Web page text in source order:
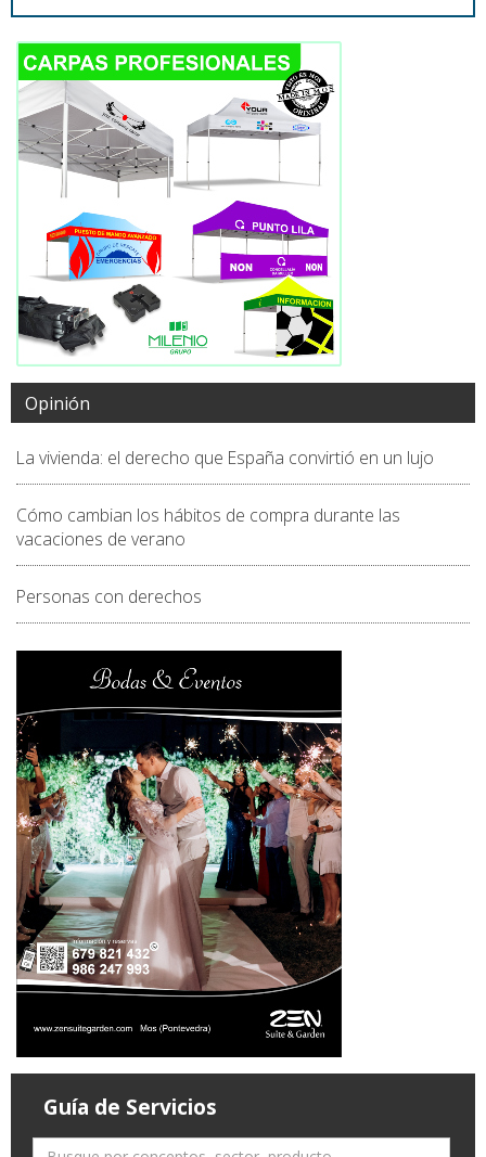
Opinión
La vivienda: el derecho que España convirtió en un lujo
Cómo cambian los hábitos de compra durante las
vacaciones de verano
Personas con derechos
Guía de Servicios